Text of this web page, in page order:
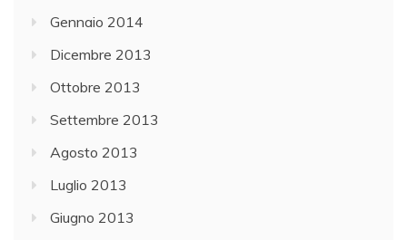
Gennaio 2014
Dicembre 2013
Ottobre 2013
Settembre 2013
Agosto 2013
Luglio 2013
Giugno 2013